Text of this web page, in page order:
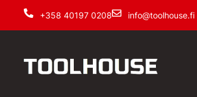
+358 40197 0208 info@toolhouse.fi